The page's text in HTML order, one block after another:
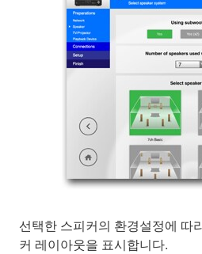
선택한 스피커의 환경설정에 따
커 레이아웃을 표시합니다.